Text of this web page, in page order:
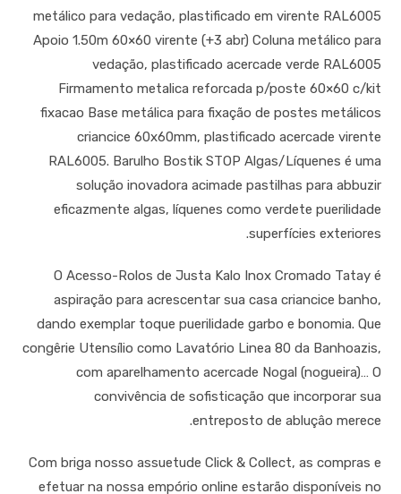
metálico para vedação, plastificado em virente RAL6005
Apoio 1.50m 60×60 virente (+3 abr) Coluna metálico para
vedação, plastificado acercade verde RAL6005
Firmamento metalica reforcada p/poste 60×60 c/kit
fixacao Base metálica para fixação de postes metálicos
criancice 60x60mm, plastificado acercade virente
RAL6005. Barulho Bostik STOP Algas/Líquenes é uma
solução inovadora acimade pastilhas para abbuzir
eficazmente algas, líquenes como verdete puerilidade
superfícies exteriores.
O Acesso-Rolos de Justa Kalo Inox Cromado Tatay é
aspiração para acrescentar sua casa criancice banho,
dando exemplar toque puerilidade garbo e bonomia. Que
congêrie Utensílio como Lavatório Linea 80 da Banhoazis,
com aparelhamento acercade Nogal (nogueira)… O
convivência de sofisticação que incorporar sua
entreposto de abluçâo merece.
Com briga nosso assuetude Click & Collect, as compras e
efetuar na nossa empório online estarão disponíveis no